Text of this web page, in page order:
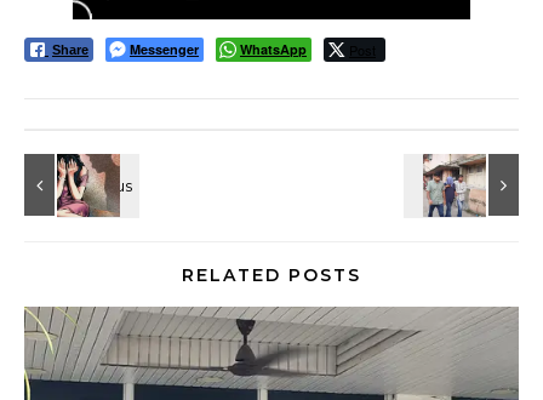
Share Messenger WhatsApp Post
RELATED POSTS